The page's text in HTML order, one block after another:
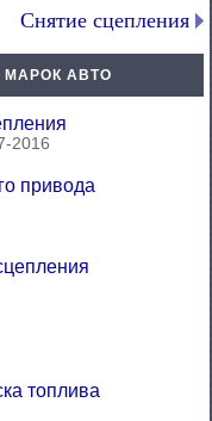
Снятие сцепления
МАРОК АВТО
2016
привода
топлива